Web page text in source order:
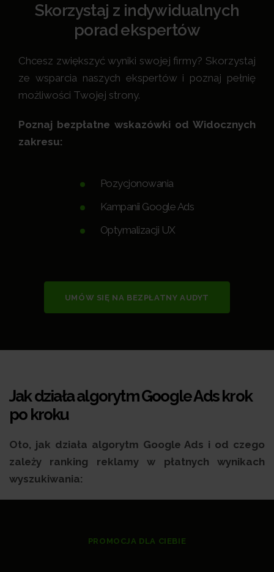
Skorzystaj z indywidualnych
porad ekspertów
Chcesz zwiększyć wyniki swojej firmy? Skorzystaj
ze wsparcia naszych ekspertów i poznaj pełnię
możliwości Twojej strony.
Poznaj bezpłatne wskazówki od Widocznych
zakresu:
Pozycjonowania
Kampanii Google Ads
Optymalizacji UX
UMÓW SIĘ NA BEZPŁATNY AUDYT
Jak działa algorytm Google Ads krok
po kroku
Oto, jak działa algorytm Google Ads i od czego
zależy ranking reklamy w płatnych wynikach
wyszukiwania:
PROMOCJA DLA CIEBIE